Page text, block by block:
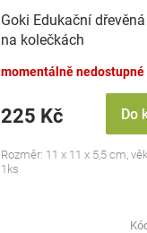
Goki Edukační
na kolečkách
momentálně nedostupné
225 Kč Do
Rozměr: 11 x 11 x 5,5 cm,
1ks